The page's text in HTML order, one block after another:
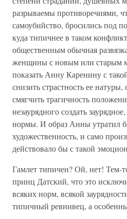
разрываемы противоречиями,
самоубийство, бросились под
куда типичнее в таком
общественным обычная
женщины с новым или старым
показать Анну Каренину с
снизить страстность ее натуры,
смягчить трагичность
незаурядного создать
нормы. И образ Анны утратил
художественность, и само
действовало бы с такой
Гамлет типичен? Ой, нет! Тем-
принц Датский, что это
всяких норм, всякой
типичный ревнивец, а